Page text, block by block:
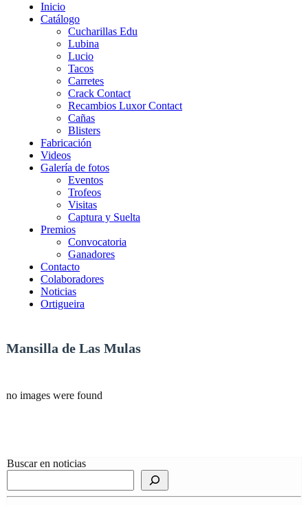
Inicio
Catálogo
Cucharillas Edu
Lubina
Lucio
Tacos
Carretes
Crack Contact
Recambios Luxor Contact
Cañas
Blisters
Fabricación
Videos
Galería de fotos
Eventos
Trofeos
Visitas
Captura y Suelta
Premios
Convocatoria
Ganadores
Contacto
Colaboradores
Noticias
Ortigueira
Mansilla de Las Mulas
no images were found
Buscar en noticias